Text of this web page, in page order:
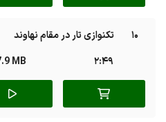
10
تکنوازی تار در مقام نهاوند
2:49
MB